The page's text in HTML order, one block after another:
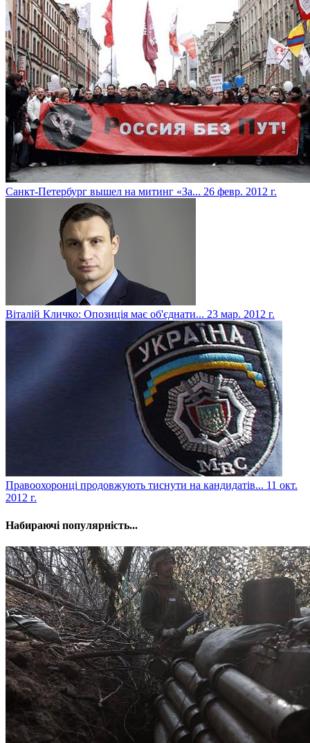
Санкт-Петербург вышел на митинг «За... 26 февр. 2012 г.
Віталій Кличко: Опозиція має об'єднати... 23 мар. 2012 г.
Правоохоронці продовжують тиснути на кандидатів... 11 окт.
2012 г.
Набираючі популярність...